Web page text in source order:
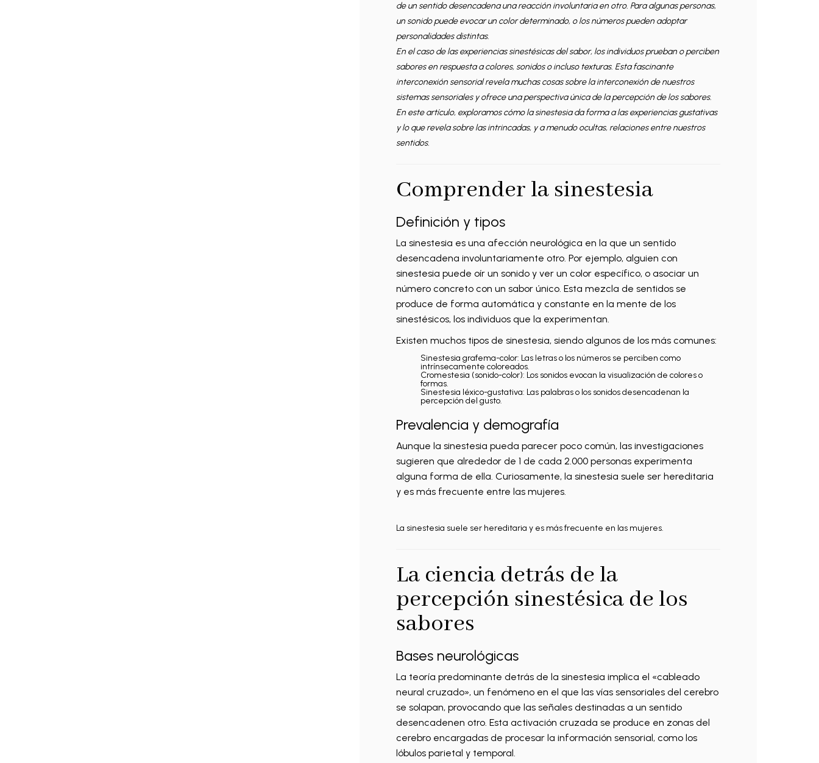
de un sentido desencadena una reacción involuntaria en otro. Para algunas personas,
un sonido puede evocar un color determinado, o los números pueden adoptar
personalidades distintas.
En el caso de las experiencias sinestésicas del sabor, los individuos prueban o perciben
sabores en respuesta a colores, sonidos o incluso texturas. Esta fascinante
interconexión sensorial revela muchas cosas sobre la interconexión de nuestros
sistemas sensoriales y ofrece una perspectiva única de la percepción de los sabores.
En este artículo, exploramos cómo la sinestesia da forma a las experiencias gustativas
y lo que revela sobre las intrincadas, y a menudo ocultas, relaciones entre nuestros
sentidos.
Comprender la sinestesia
Definición y tipos
La sinestesia es una afección neurológica en la que un sentido
desencadena involuntariamente otro. Por ejemplo, alguien con
sinestesia puede oír un sonido y ver un color específico, o asociar un
número concreto con un sabor único. Esta mezcla de sentidos se
produce de forma automática y constante en la mente de los
sinestésicos, los individuos que la experimentan.
Existen muchos tipos de sinestesia, siendo algunos de los más comunes:
Sinestesia grafema-color: Las letras o los números se perciben como
intrínsecamente coloreados.
Cromestesia (sonido-color): Los sonidos evocan la visualización de colores o
formas.
Sinestesia léxico-gustativa: Las palabras o los sonidos desencadenan la
percepción del gusto.
Prevalencia y demografía
Aunque la sinestesia pueda parecer poco común, las investigaciones
sugieren que alrededor de 1 de cada 2.000 personas experimenta
alguna forma de ella. Curiosamente, la sinestesia suele ser hereditaria
y es más frecuente entre las mujeres.
La sinestesia suele ser hereditaria y es más frecuente en las mujeres.
La ciencia detrás de la
percepción sinestésica de los
sabores
Bases neurológicas
La teoría predominante detrás de la sinestesia implica el «cableado
neural cruzado», un fenómeno en el que las vías sensoriales del cerebro
se solapan, provocando que las señales destinadas a un sentido
desencadenen otro. Esta activación cruzada se produce en zonas del
cerebro encargadas de procesar la información sensorial, como los
lóbulos parietal y temporal.